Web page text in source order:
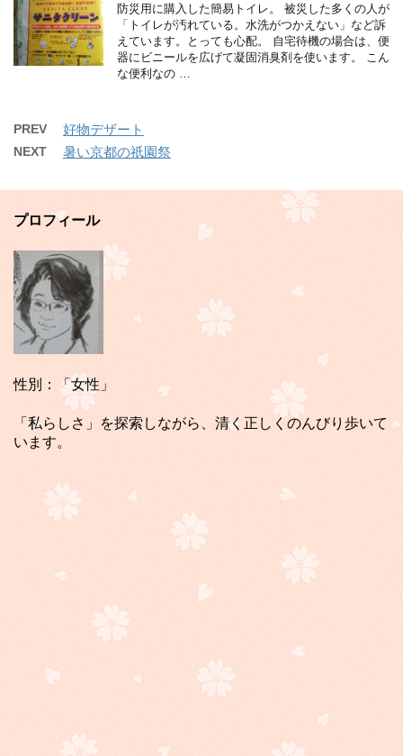
防災用に購入した簡易トイレ。 被災した多くの人が
「トイレが汚れている。水洗がつかえない」など訴
えています。とっても心配。 自宅待機の場合は、便
器にビニールを広げて凝固消臭剤を使います。 こん
な便利なの …
PREV 好物デザート
NEXT 暑い京都の祇園祭
プロフィール
性別：「女性」
「私らしさ」を探索しながら、清く正しくのんびり歩いて
います。